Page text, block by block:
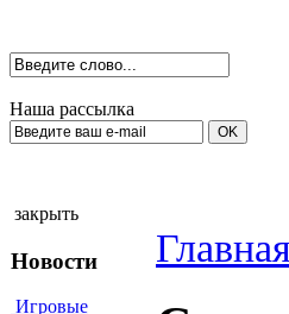
Наша рассылка
закрыть
Новости
Игровые
Главная